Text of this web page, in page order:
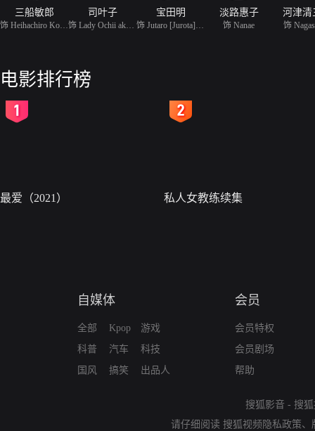
三船敏郎 司叶子 宝田明 淡路惠子
饰 Nanae
河津清
饰
电影排行榜
最爱（2021） 私人女教练续集
自媒体
全部
科普
国风
Kpop
汽车
搞笑
游戏
科技
出品人
会员
会员特权
会员剧场
帮助
搜狐影音 - 搜
请仔细阅读 搜狐视频隐私政策、